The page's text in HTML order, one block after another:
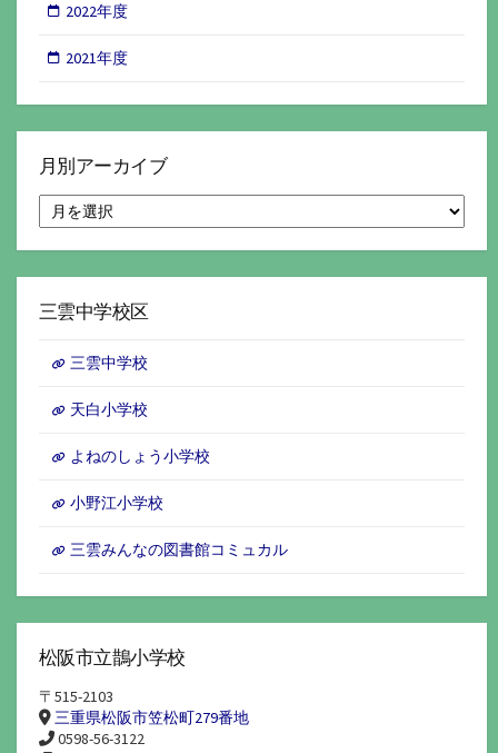
2022年度
2021年度
月別アーカイブ
別
ア
イ
三雲中学校区
三雲中学校
天白小学校
よねのしょう小学校
小野江小学校
三雲みんなの図書館コミュカル
松阪市立鵲小学校
〒515-2103
三重県松阪市笠松町279番地
0598-56-3122